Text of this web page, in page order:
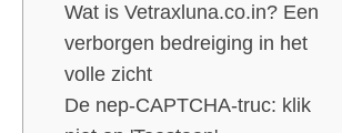
Wat is Vetraxluna.co.in? Een
verborgen bedreiging in het
volle zicht
De nep-CAPTCHA-truc: klik